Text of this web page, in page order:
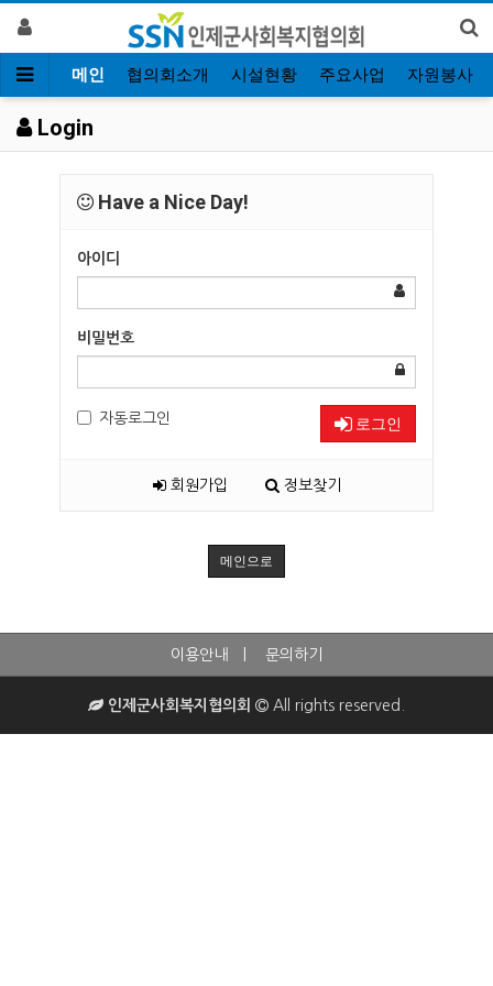
메인 협의회소개 시설현황 주요사업 자원봉사
Login
Have a Nice Day!
아이디
비밀번호
자동로그인 로그인
회원가입 정보찾기
메인으로
이용안내 문의하기
인제군사회복지협의회 All rights reserved.